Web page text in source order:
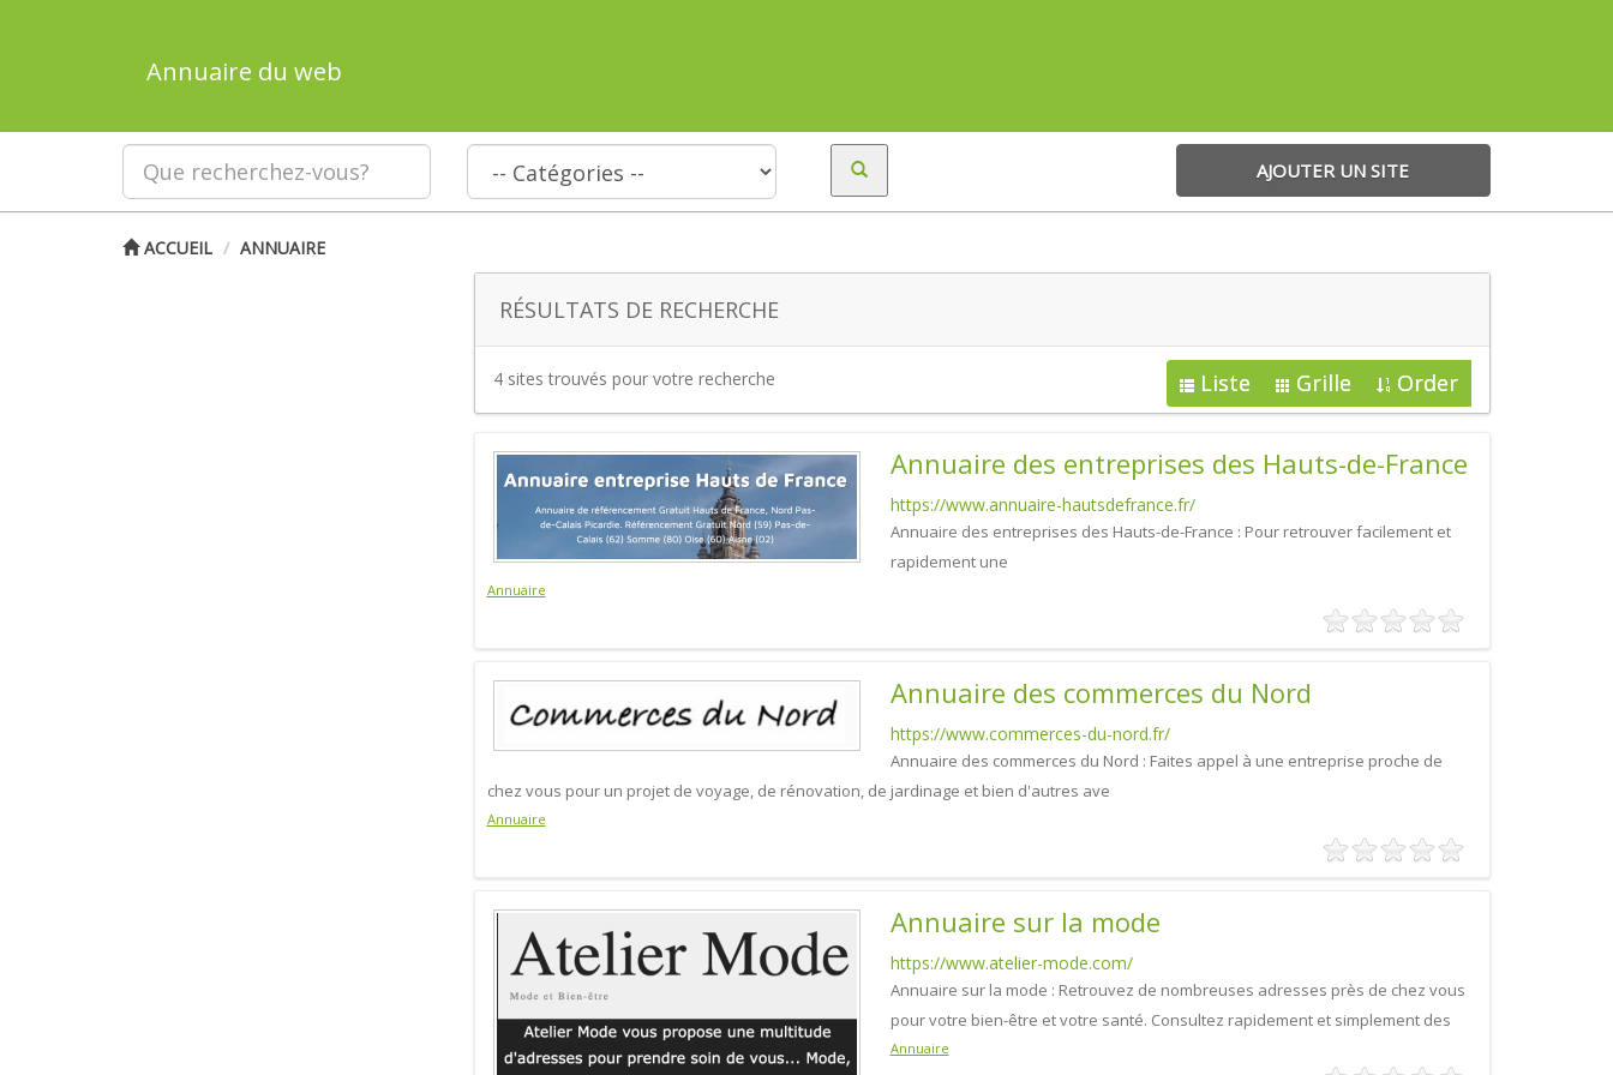
Annuaire du web
AJOUTER UN SITE
ACCUEIL ANNUAIRE
RÉSULTATS DE RECHERCHE
4 sites trouvés pour votre recherche Liste Grille Order
Annuaire des entreprises des Hauts-de-France
https://www.annuaire-hautsdefrance.fr/
Annuaire des entreprises des Hauts-de-France : Pour retrouver facilement et
rapidement une
Annuaire
Annuaire des commerces du Nord
https://www.commerces-du-nord.fr/
Annuaire des commerces du Nord : Faites appel à une entreprise proche de
chez vous pour un projet de voyage, de rénovation, de jardinage et bien d'autres ave
Annuaire
Annuaire sur la mode
https://www.atelier-mode.com/
Annuaire sur la mode : Retrouvez de nombreuses adresses près de chez vous
pour votre bien-être et votre santé. Consultez rapidement et simplement des
Annuaire